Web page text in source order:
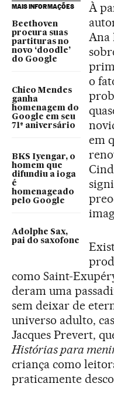
MAIS INFORMAÇÕES
Beethoven
procura suas
partituras no
novo ‘doodle’
do Google
Chico Mendes
ganha
homenagem do
Google em seu
71º aniversário
BKS Iyengar, o
homem que
difundiu a ioga
é
homenageado
pelo Google
Adolphe Sax,
pai do saxofone
À
Ana
o
em
como Saint-
deram uma
sem deixar de
universo adulto,
Jacques Prevert,
Histórias para
criança como
praticamente